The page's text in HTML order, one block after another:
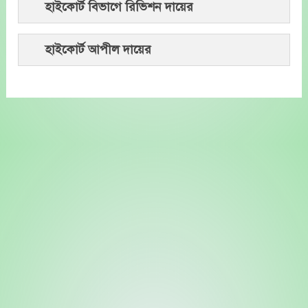
হাইকোর্ট বিভাগে রিভিশন দায়ের
হাইকোর্ট আপীল দায়ের